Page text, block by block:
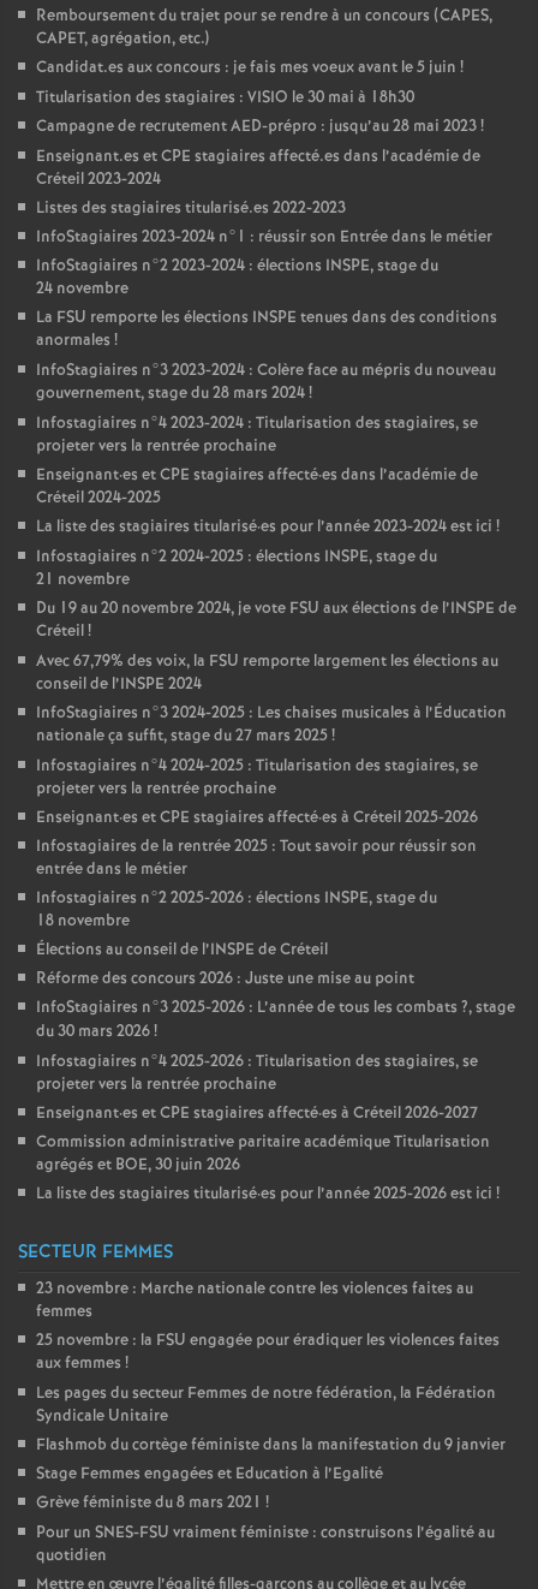
Remboursement du trajet pour se rendre à un concours (CAPES,
CAPET, agrégation, etc.)
Candidat.es aux concours : je fais mes voeux avant le 5 juin !
Titularisation des stagiaires : VISIO le 30 mai à 18h30
Campagne de recrutementAED-prépro : jusqu’au 28 mai 2023!
Enseignant.es etCPE stagiaires affecté.es dans l’académie de
Créteil 2023-2024
Listes des stagiaires titularisé.es 2022-2023
InfoStagiaires 2023-2024 n°1 : réussir son Entrée dans le métier
InfoStagiaires n°2 2023-2024 : élections INSPE, stage du
24 novembre
La FSU remporte les élections INSPE tenues dans des conditions
anormales !
InfoStagiaires n°3 2023-2024 : Colère face au mépris du nouveau
gouvernement, stage du 28 mars 2024!
Infostagiaires n°4 2023-2024 : Titularisation des stagiaires, se
projeter vers la rentrée prochaine
Enseignant·es etCPE stagiaires affecté·es dans l’académie de
Créteil 2024-2025
La liste des stagiaires titularisé·es pour l’année 2023-2024 est ici !
Infostagiaires n°2 2024-2025 : élections INSPE, stage du
21 novembre
Du 19 au 20 novembre 2024, je vote FSU aux élections de l’INSPE de
Créteil!
Avec 67,79% des voix, la FSU remporte largement les élections au
conseil de l’INSPE 2024
InfoStagiaires n°3 2024-2025 : Les chaises musicales à l’Éducation
nationale ça suffit, stage du 27 mars 2025!
Infostagiaires n°4 2024-2025 : Titularisation des stagiaires, se
projeter vers la rentrée prochaine
Enseignant·es etCPE stagiaires affecté·es à Créteil 2025-2026
Infostagiaires de la rentrée 2025 : Tout savoir pour réussir son
entrée dans le métier
Infostagiaires n°2 2025-2026 : élections INSPE, stage du
18 novembre
Élections au conseil de l’INSPE de Créteil
Réforme des concours 2026 : Juste une mise au point
InfoStagiaires n°3 2025-2026 : L’année de tous les combats ?, stage
du 30 mars 2026!
Infostagiaires n°4 2025-2026 : Titularisation des stagiaires, se
projeter vers la rentrée prochaine
Enseignant·es etCPE stagiaires affecté·es à Créteil 2026-2027
Commission administrative paritaire académique Titularisation
agrégés et BOE, 30 juin 2026
La liste des stagiaires titularisé·es pour l’année 2025-2026 est ici !
SECTEUR FEMMES
23 novembre : Marche nationale contre les violences faites au
femmes
25 novembre : la FSU engagée pour éradiquer les violences faites
aux femmes !
Les pages du secteur Femmes de notre fédération, la Fédération
Syndicale Unitaire
Flashmob du cortège féministe dans la manifestation du 9 janvier
Stage Femmes engagées et Education à l’Egalité
Grève féministe du 8 mars 2021 !
Pour un SNES-FSU vraiment féministe : construisons l’égalité au
quotidien